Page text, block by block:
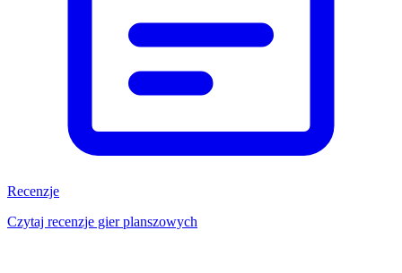
Recenzje
Czytaj recenzje gier planszowych